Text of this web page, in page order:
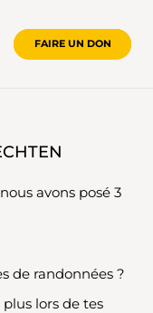
FAIRE UN DON
avons posé 3
de randonnées ?
lors de tes